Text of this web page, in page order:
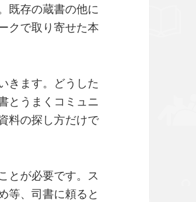
既存の蔵書の他に
クで取り寄せた本
きます。どうした
とうまくコミュニ
料の探し方だけで
とが必要です。ス
等、司書に頼ると